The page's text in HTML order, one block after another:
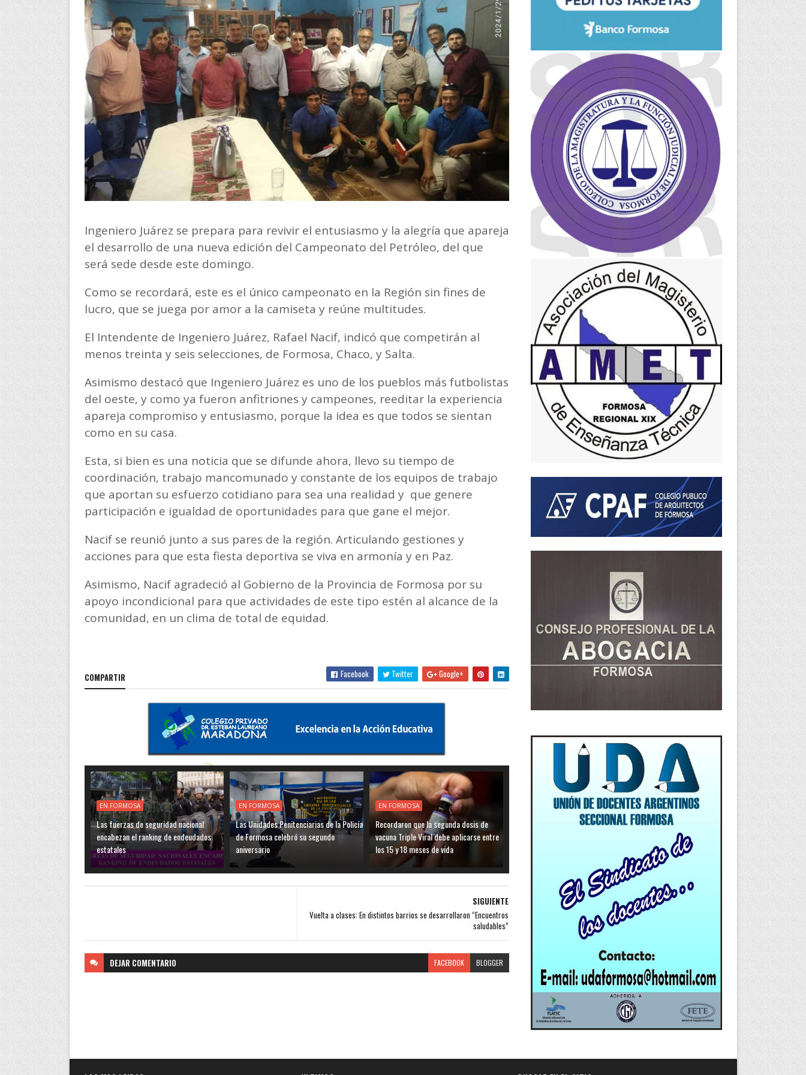
Ingeniero Juárez se prepara para revivir el entusiasmo y la alegría que apareja
el desarrollo de una nueva edición del Campeonato del Petróleo, del que
será sede desde este domingo.
Como se recordará, este es el único campeonato en la Región sin fines de
lucro, que se juega por amor a la camiseta y reúne multitudes.
El Intendente de Ingeniero Juárez, Rafael Nacif, indicó que competirán al
menos treinta y seis selecciones, de Formosa, Chaco, y Salta.
Asimismo destacó que Ingeniero Juárez es uno de los pueblos más futbolistas
del oeste, y como ya fueron anfitriones y campeones, reeditar la experiencia
apareja compromiso y entusiasmo, porque la idea es que todos se sientan
como en su casa.
Esta, si bien es una noticia que se difunde ahora, llevo su tiempo de
coordinación, trabajo mancomunado y constante de los equipos de trabajo
que aportan su esfuerzo cotidiano para sea una realidad y que genere
participación e igualdad de oportunidades para que gane el mejor.
Nacif se reunió junto a sus pares de la región. Articulando gestiones y
acciones para que esta fiesta deportiva se viva en armonía y en Paz.
Asimismo, Nacif agradeció al Gobierno de la Provincia de Formosa por su
apoyo incondicional para que actividades de este tipo estén al alcance de la
comunidad, en un clima de total de equidad.
COMPARTIR Facebook Twitter Google+
EN FORMOSA
Las fuerzas de seguridad nacional
encabezan el ranking de endeudados
estatales
EN FORMOSA
Las Unidades Penitenciarias de la Policía
de Formosa celebró su segundo
aniversario
EN FORMOSA
Recordaron que la segunda dosis de
vacuna Triple Viral debe aplicarse entre
los 15 y 18 meses de vida
SIGUIENTE
Vuelta a clases: En distintos barrios se desarrollaron “Encuentros
saludables”
DEJAR COMENTARIO FACEBOOK BLOGGER